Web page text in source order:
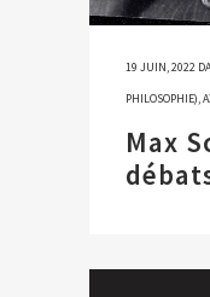
19 JUIN, 2022
PHILOSOPHIE),
Max